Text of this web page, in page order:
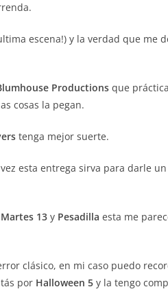
escena!) y la verdad que me
Productions que
cosas la pegan.
tenga mejor suerte.
esta entrega sirva para darle
Martes 13 y Pesadilla esta me
clásico, en mi caso puedo
por Halloween 5 y la tengo